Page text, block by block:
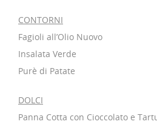
CONTORNI
Fagioli all’Olio Nuovo
Insalata Verde
Purè di Patate
DOLCI
Panna Cotta con Cioccolato e